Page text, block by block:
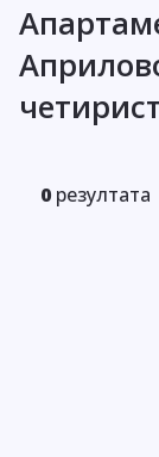
0 резултата